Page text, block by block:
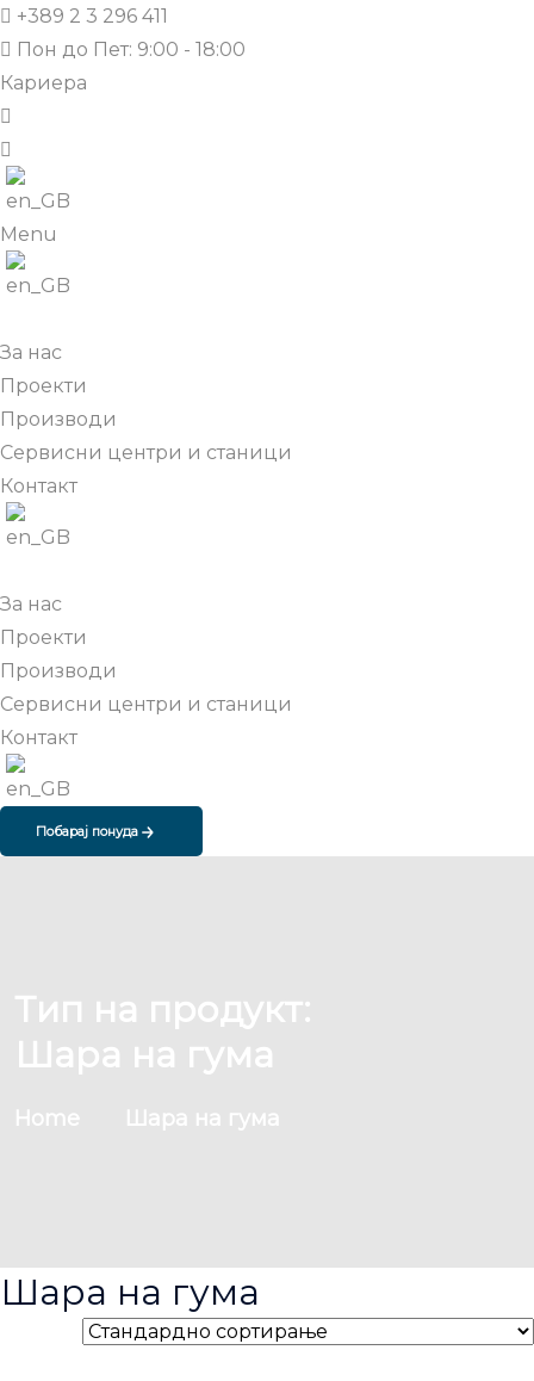
+389 2 3 296 411
Пон до Пет: 9:00 - 18:00
Кариера
Menu
За нас
Проекти
Производи
Сервисни центри и станици
Контакт
За нас
Проекти
Производи
Сервисни центри и станици
Контакт
Побарај понуда
Тип на продукт:
Шара на гума
Home Шара на гума
Шара на гума